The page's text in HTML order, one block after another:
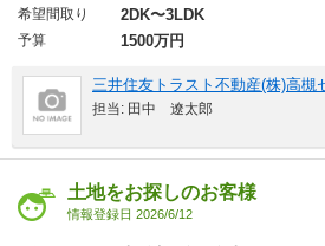
希望間取り 2DK〜3LDK
予算 1500万円
三井住友トラスト不動産(株)高槻
担当: 田中 遼太郎
土地をお探しのお客様
情報登録日 2026/6/12